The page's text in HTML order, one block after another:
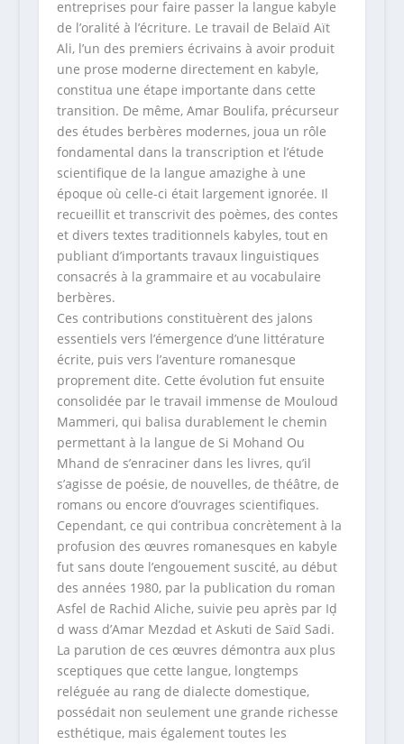
entreprises pour faire passer la langue kabyle
de l’oralité à l’écriture. Le travail de Belaïd Aït
Ali, l’un des premiers écrivains à avoir produit
une prose moderne directement en kabyle,
constitua une étape importante dans cette
transition. De même, Amar Boulifa, précurseur
des études berbères modernes, joua un rôle
fondamental dans la transcription et l’étude
scientifique de la langue amazighe à une
époque où celle-ci était largement ignorée. Il
recueillit et transcrivit des poèmes, des contes
et divers textes traditionnels kabyles, tout en
publiant d’importants travaux linguistiques
consacrés à la grammaire et au vocabulaire
berbères.
Ces contributions constituèrent des jalons
essentiels vers l’émergence d’une littérature
écrite, puis vers l’aventure romanesque
proprement dite. Cette évolution fut ensuite
consolidée par le travail immense de Mouloud
Mammeri, qui balisa durablement le chemin
permettant à la langue de Si Mohand Ou
Mhand de s’enraciner dans les livres, qu’il
s’agisse de poésie, de nouvelles, de théâtre, de
romans ou encore d’ouvrages scientifiques.
Cependant, ce qui contribua concrètement à la
profusion des œuvres romanesques en kabyle
fut sans doute l’engouement suscité, au début
des années 1980, par la publication du roman
Asfel de Rachid Aliche, suivie peu après par Iḍ
d wass d’Amar Mezdad et Askuti de Saïd Sadi.
La parution de ces œuvres démontra aux plus
sceptiques que cette langue, longtemps
reléguée au rang de dialecte domestique,
possédait non seulement une grande richesse
esthétique, mais également toutes les